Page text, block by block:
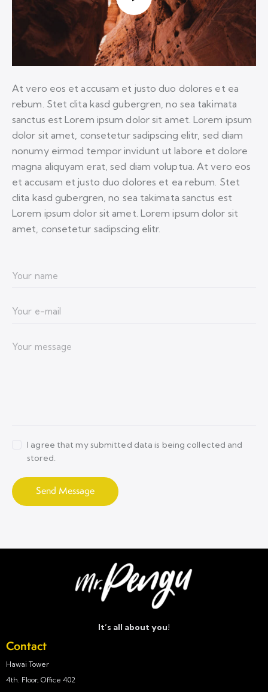
At vero eos et accusam et justo duo dolores et ea
rebum. Stet clita kasd gubergren, no sea takimata
sanctus est Lorem ipsum dolor sit amet. Lorem ipsum
dolor sit amet, consetetur sadipscing elitr, sed diam
nonumy eirmod tempor invidunt ut labore et dolore
magna aliquyam erat, sed diam voluptua. At vero eos
et accusam et justo duo dolores et ea rebum. Stet
clita kasd gubergren, no sea takimata sanctus est
Lorem ipsum dolor sit amet. Lorem ipsum dolor sit
amet, consetetur sadipscing elitr.
I agree that my submitted data is being collected and
stored.
Send Message
It’s all about you!
Contact
Hawai Tower
4th. Floor, Office 402